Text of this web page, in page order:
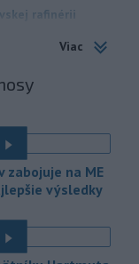
rafinérii
tom informovala
byť vyššia
dobré držať sa
používať
Viac
zabojuje na ME
výsledky